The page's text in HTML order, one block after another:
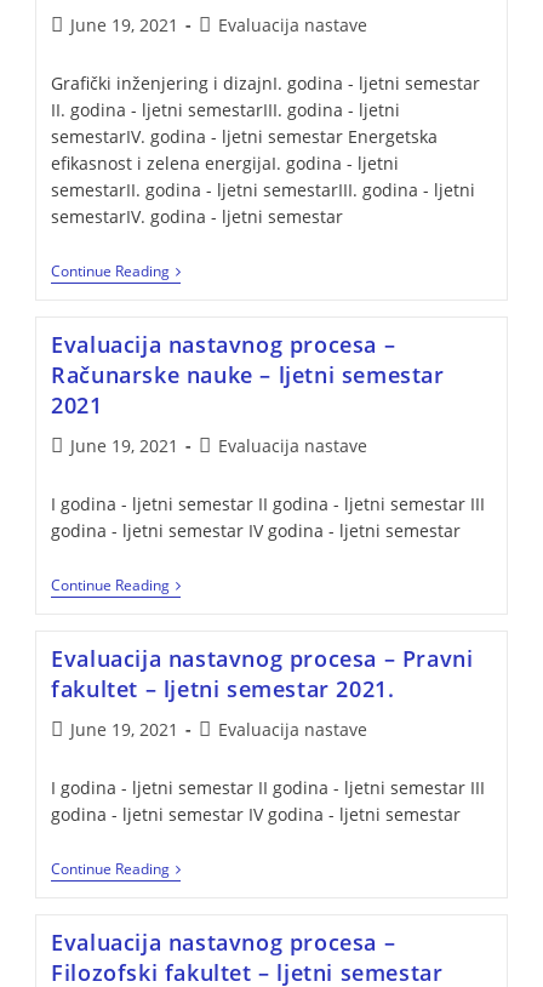
June 19, 2021 Evaluacija nastave
Grafički inženjering i dizajnI. godina - ljetni semestar
II. godina - ljetni semestarIII. godina - ljetni
semestarIV. godina - ljetni semestar Energetska
efikasnost i zelena energijaI. godina - ljetni
semestarII. godina - ljetni semestarIII. godina - ljetni
semestarIV. godina - ljetni semestar
Continue Reading
Evaluacija nastavnog procesa –
Računarske nauke – ljetni semestar
2021
June 19, 2021 Evaluacija nastave
I godina - ljetni semestar II godina - ljetni semestar III
godina - ljetni semestar IV godina - ljetni semestar
Continue Reading
Evaluacija nastavnog procesa – Pravni
fakultet – ljetni semestar 2021.
June 19, 2021 Evaluacija nastave
I godina - ljetni semestar II godina - ljetni semestar III
godina - ljetni semestar IV godina - ljetni semestar
Continue Reading
Evaluacija nastavnog procesa –
Filozofski fakultet – ljetni semestar